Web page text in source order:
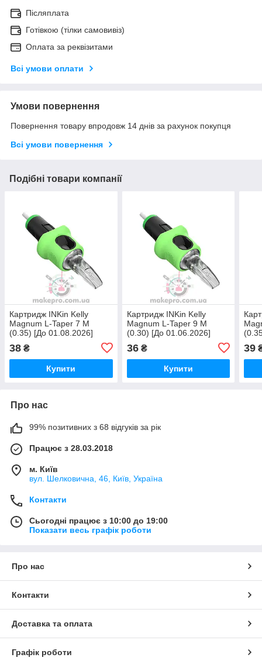
Післяплата
Готівкою (тілки самовивіз)
Оплата за реквізитами
Всі умови оплати
Умови повернення
Повернення товару впродовж 14 днів за рахунок покупця
Всі умови повернення
Подібні товари компанії
Картридж INKin Kelly
Magnum L-Taper 7 M
(0.35) [До 01.08.2026]
38 ₴
Купити
Картридж INKin Kelly
Magnum L-Taper 9 M
(0.30) [До 01.06.2026]
36₴
Купити
39
Про нас
99% позитивних з 68 відгуків за рік
Працює з 28.03.2018
м. Київ
вул. Шелковична, 46, Київ, Україна
Контакти
Сьогодні працює з 10:00 до 19:00
Показати весь графік роботи
Про нас
Контакти
Доставка та оплата
Графік роботи